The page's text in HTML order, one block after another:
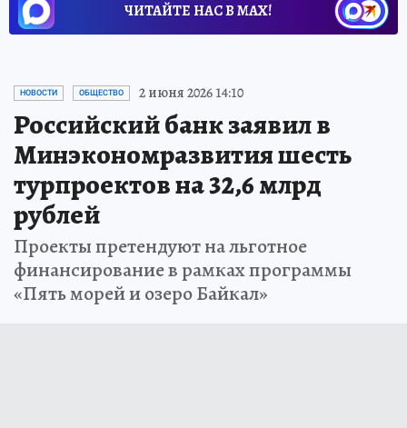
ЧИТАЙТЕ НАС В МАХ!
НОВОСТИ ОБЩЕСТВО 2 июня 2026 14:10
Российский банк заявил в
Минэкономразвития шесть
турпроектов на 32,6 млрд
рублей
Проекты претендуют на льготное
финансирование в рамках программы
«Пять морей и озеро Байкал»